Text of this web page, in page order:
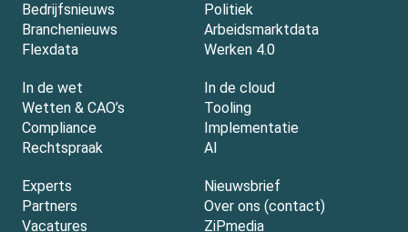
Bedrijfsnieuws
Branchenieuws
Flexdata
Politiek
Arbeidsmarktdata
Werken 4.0
In de wet
Wetten & CAO’s
Compliance
Rechtspraak
In de cloud
Tooling
Implementatie
AI
Experts
Partners
Vacatures
Nieuwsbrief
Over ons (contact)
ZiPmedia